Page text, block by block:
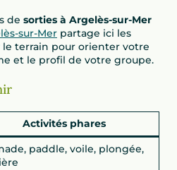
de sorties à Argelès-sur-Mer
sur-Mer partage ici les
le terrain pour orienter votre
et le profil de votre groupe.
Activités phares
paddle, voile, plongée,